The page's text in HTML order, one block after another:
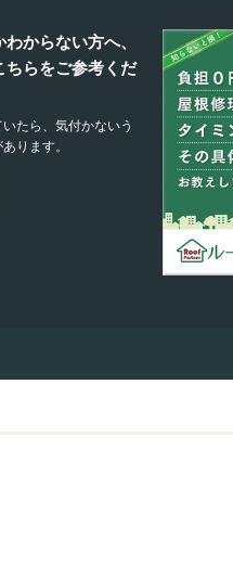
からない方へ、
ちらをご参考くだ
たら、気付かないう
ります。